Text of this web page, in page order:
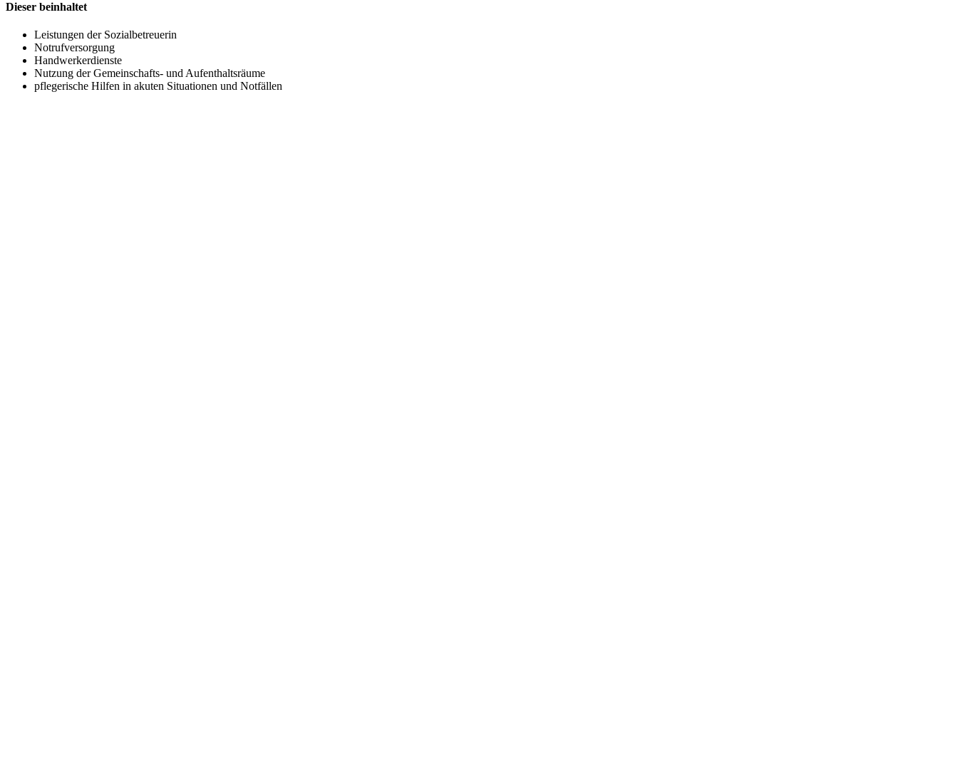
Dieser beinhaltet
Leistungen der Sozialbetreuerin
Notrufversorgung
Handwerkerdienste
Nutzung der Gemeinschafts- und Aufenthaltsräume
pflegerische Hilfen in akuten Situationen und Notfällen